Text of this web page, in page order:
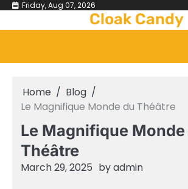
Skip Friday, Aug 07, 2026
Cloak Candy
Home
Blog
Le Magnifique Monde du Théâtre
Le Magnifique Monde
Théâtre
March 29, 2025 byadmin